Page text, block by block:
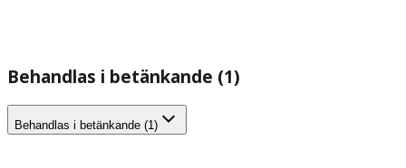
Behandlas i betänkande (1)
Behandlas i betänkande (1)